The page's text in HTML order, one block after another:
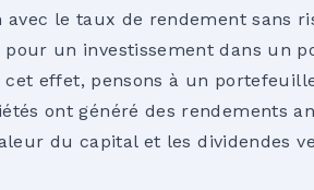
le taux de rendement sans
un investissement dans un
effet, pensons à un
ont généré des rendements
du capital et les dividendes